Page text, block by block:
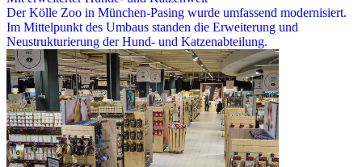
Der Kölle Zoo in München-Pasing wurde umfassend modernisiert.
Im Mittelpunkt des Umbaus standen die Erweiterung und
Neustrukturierung der Hund- und Katzenabteilung.